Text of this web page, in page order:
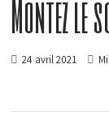
Montez le
24 avril 2021